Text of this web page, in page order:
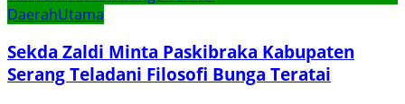
DaerahUtama
Sekda Zaldi Minta Paskibraka Kabupaten
Serang Teladani Filosofi Bunga Teratai